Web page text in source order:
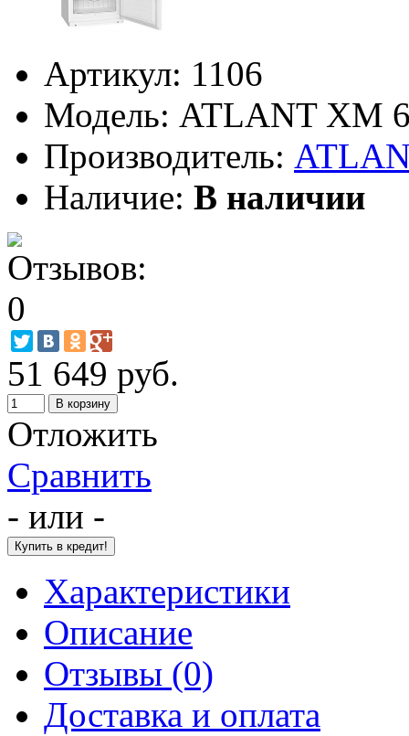
Артикул: 1106
Модель: ATLANT ХМ
Производитель:
Наличие: В наличии
51 649 руб.
Отложить
Сравнить
- или -
Характеристики
Описание
Отзывы (0)
Доставка и оплата